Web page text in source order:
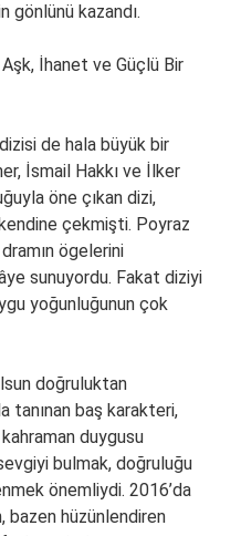
gönlünü kazandı.
İhanet ve Güçlü Bir
de hala büyük bir
İsmail Hakkı ve İlker
öne çıkan dizi,
çekmişti. Poyraz
ögelerini
sunuyordu. Fakat diziyi
yoğunluğunun çok
doğruluktan
tanınan baş karakteri,
duygusu
bulmak, doğruluğu
önemliydi. 2016’da
bazen hüzünlendiren